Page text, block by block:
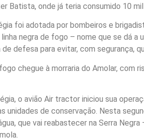
Batista, onde já teria consumido 10
foi adotada por bombeiros e
linha negra de fogo – nome que se dá
de defesa para evitar, com segurança,
chegue à morraria do Amolar, com
o avião Air tractor iniciou sua
unidades de conservação. Nesta
que vai reabastecer na Serra